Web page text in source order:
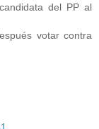
del PP al
votar contra